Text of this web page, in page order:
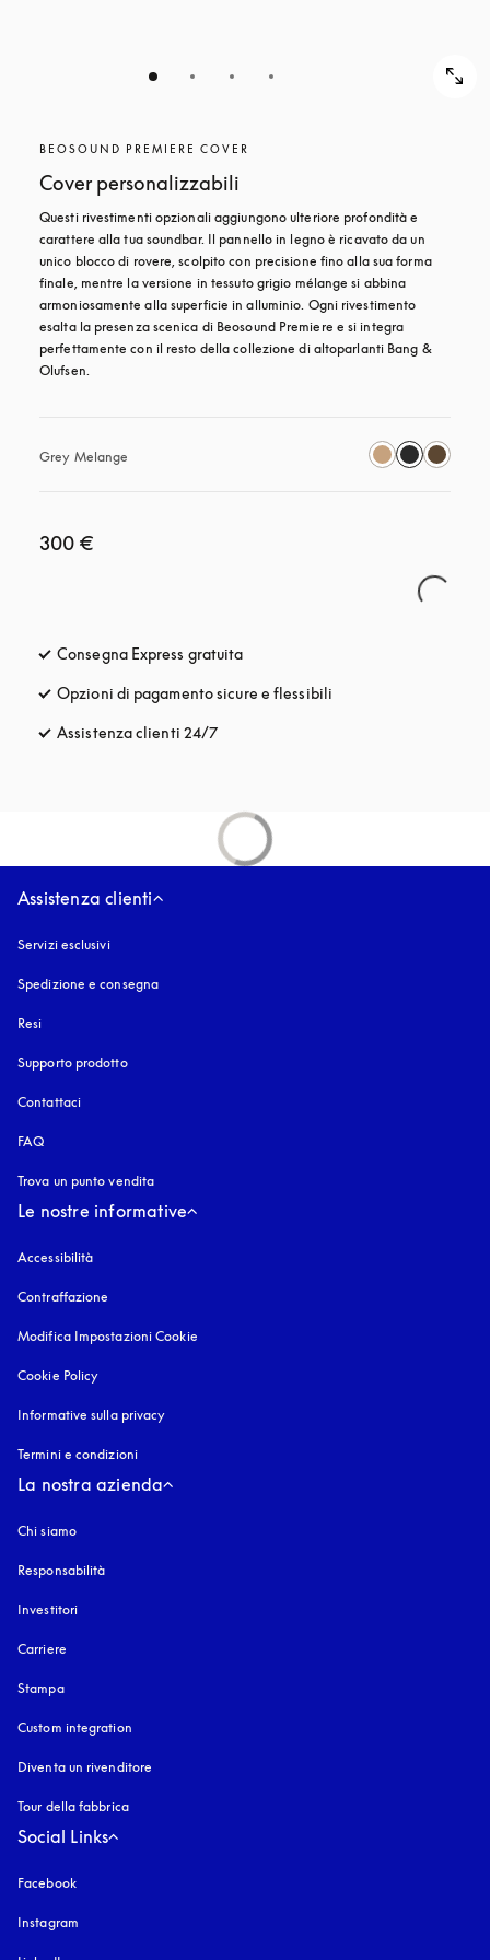
BEOSOUND PREMIERE COVER
Cover personalizzabili
Questi rivestimenti opzionali aggiungono ulteriore profondità e
carattere alla tua soundbar. Il pannello in legno è ricavato da un
unico blocco di rovere, scolpito con precisione fino alla sua forma
finale, mentre la versione in tessuto grigio mélange si abbina
armoniosamente alla superficie in alluminio. Ogni rivestimento
esalta la presenza scenica di Beosound Premiere e si integra
perfettamente con il resto della collezione di altoparlanti Bang &
Olufsen.
Grey Melange
300 €
Consegna Express gratuita
Opzioni di pagamento sicure e flessibili
Assistenza clienti 24/7
Assistenza clienti
Servizi esclusivi
Spedizione e consegna
Resi
Supporto prodotto
Contattaci
FAQ
Trova un punto vendita
Le nostre informative
Accessibilità
Contraffazione
Modifica Impostazioni Cookie
Cookie Policy
Informative sulla privacy
Termini e condizioni
La nostra azienda
Chi siamo
Responsabilità
Investitori
Carriere
Stampa
Custom integration
Diventa un rivenditore
Tour della fabbrica
Social Links
Facebook
Instagram